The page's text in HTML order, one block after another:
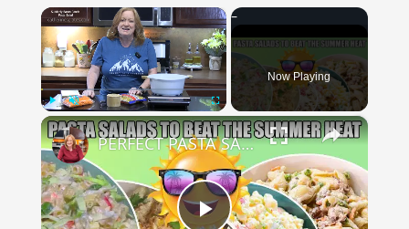
×
Play Unmute Fullscreen
Now Playing
×
PERFECT PASTA SALADS FOR YOUR SUMMER GET TOGETHERS